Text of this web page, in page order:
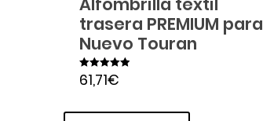
trasera PREMIUM para
Nuevo Touran
Valorado en
5.00
61,71€